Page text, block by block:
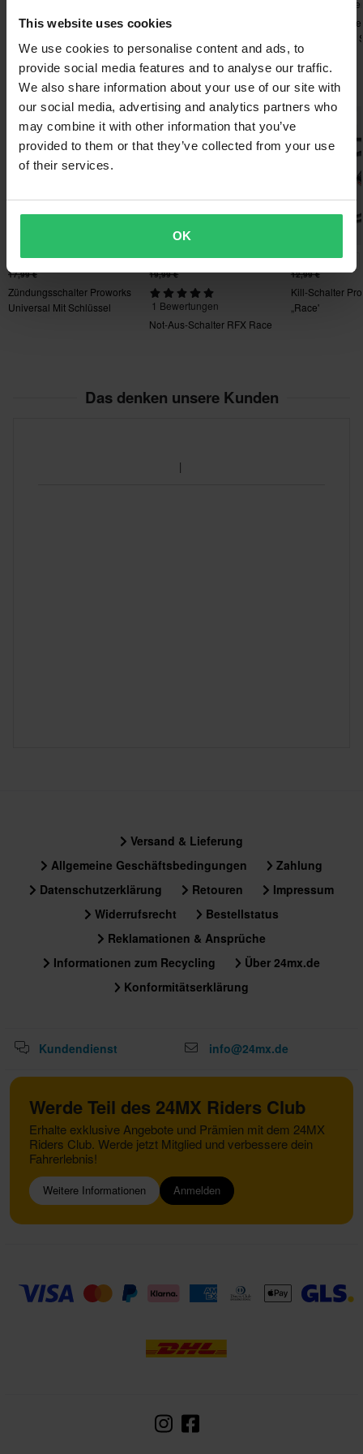
This website uses cookies
We use cookies to personalise content and ads, to
provide social media features and to analyse our traffic.
We also share information about your use of our site with
our social media, advertising and analytics partners who
may combine it with other information that you’ve
provided to them or that they’ve collected from your use
of their services.
OK
Weitere Einzelheiten und Bedingungen findest du in der Rubrik
Kundenbetreuung-Bereich.
Proworks Timer/Tachometer
Motocross
Proworks 400 ml
70
NGK
Nach Motorrad
Das könnte dir auch gefallen
11,99 € -33%
17,99 €
Zündungsschalter Proworks
Universal Mit Schlüssel
15,99 € -20%
19,99 €
1 Bewertungen
Not-Aus-Schalter RFX Race
8,99 € -31%
12,99 €
Kill-Schalter
„Race'
Das denken unsere Kunden
Versand & Lieferung
Allgemeine Geschäftsbedingungen
Zahlung
Datenschutzerklärung
Retouren
Impressum
Widerrufsrecht
Bestellstatus
Reklamationen & Ansprüche
Informationen zum Recycling
Über 24mx.de
Konformitätserklärung
Kundendienst info@24mx.de
Werde Teil des 24MX Riders Club
Erhalte exklusive Angebote und Prämien mit dem 24MX
Riders Club. Werde jetzt Mitglied und verbessere dein
Fahrerlebnis!
Weitere Informationen Anmelden